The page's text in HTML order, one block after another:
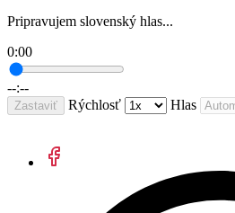
Pripravujem slovenský hlas...
0:00
--:--
Zastaviť Rýchlosť Hlas